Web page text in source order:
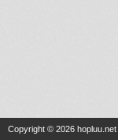
Copyright © 2026 hopluu.net